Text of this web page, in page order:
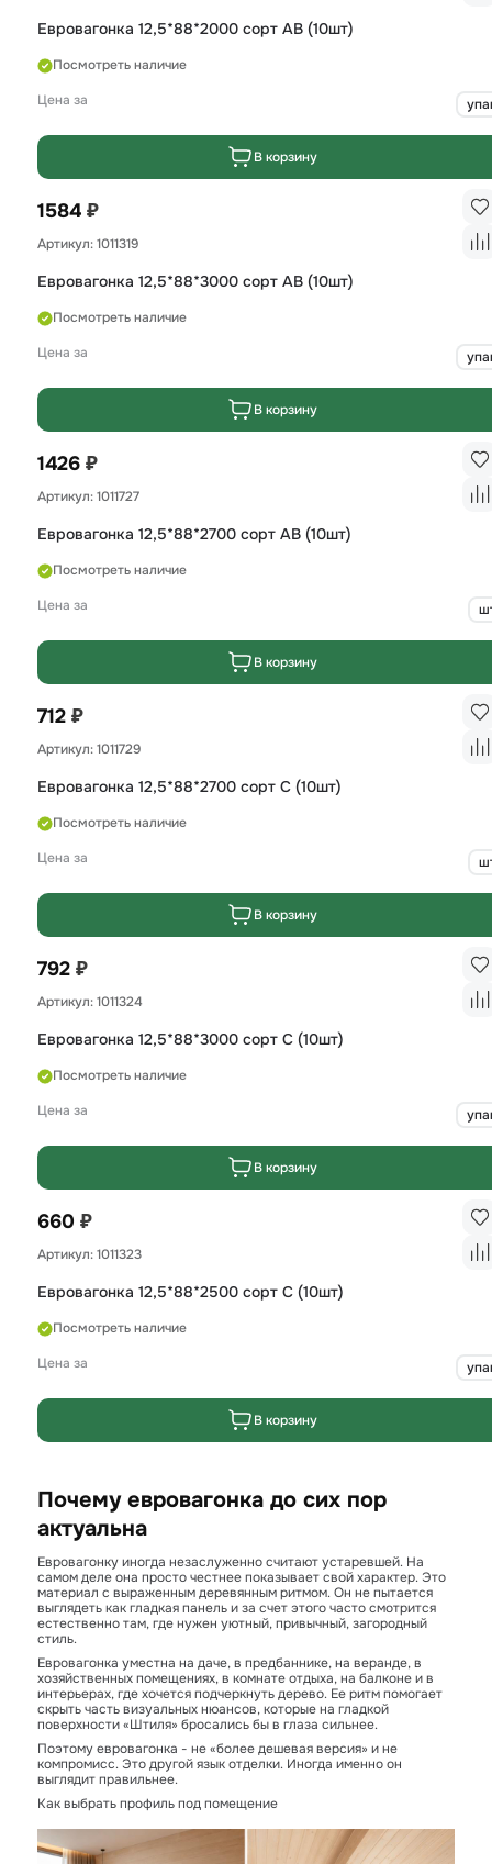
Евровагонка 12,5*88*2000 сорт AB (10шт)
Посмотреть наличие
Цена за
В корзину
1584 ₽
Артикул: 1011319
Евровагонка 12,5*88*3000 сорт AB (10шт)
Посмотреть наличие
Цена за
В корзину
1426 ₽
Артикул: 1011727
Евровагонка 12,5*88*2700 сорт AB (10шт)
Посмотреть наличие
Цена за
В корзину
712 ₽
Артикул: 1011729
Евровагонка 12,5*88*2700 сорт С (10шт)
Посмотреть наличие
Цена за
В корзину
792 ₽
Артикул: 1011324
Евровагонка 12,5*88*3000 сорт С (10шт)
Посмотреть наличие
Цена за
В корзину
660 ₽
Артикул: 1011323
Евровагонка 12,5*88*2500 сорт С (10шт)
Посмотреть наличие
Цена за
В корзину
Почему евровагонка до сих пор
актуальна
Евровагонку иногда незаслуженно считают устаревшей. На
самом деле она просто честнее показывает свой характер. Это
материал с выраженным деревянным ритмом. Он не пытается
выглядеть как гладкая панель и за счет этого часто смотрится
естественно там, где нужен уютный, привычный, загородный
стиль.
Евровагонка уместна на даче, в предбаннике, на веранде, в
хозяйственных помещениях, в комнате отдыха, на балконе и в
интерьерах, где хочется подчеркнуть дерево. Ее ритм помогает
скрыть часть визуальных нюансов, которые на гладкой
поверхности «Штиля» бросались бы в глаза сильнее.
Поэтому евровагонка - не «более дешевая версия» и не
компромисс. Это другой язык отделки. Иногда именно он
выглядит правильнее.
Как выбрать профиль под помещение